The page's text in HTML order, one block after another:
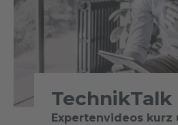
TechnikTalk
Expertenvideos kurz